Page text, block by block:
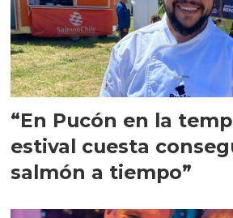
“En Pucón en la
estival cuesta
salmón a tiempo”